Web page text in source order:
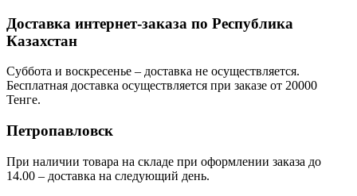
Доставка интернет-заказа по Республика
Казахстан
Суббота и воскресенье – доставка не осуществляется.
Бесплатная доставка осуществляется при заказе от 20000
Тенге.
Петропавловск
При наличии товара на складе при оформлении заказа до
14.00 – доставка на следующий день.